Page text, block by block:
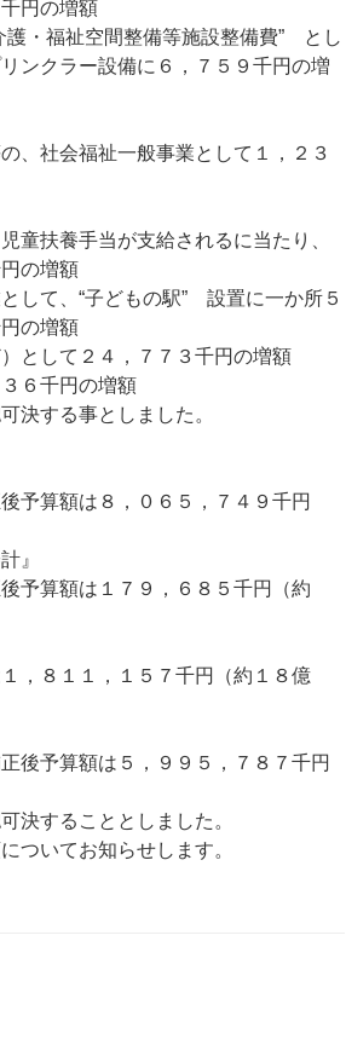
円の増額
・福祉空間整備等施設整備費” とし
ンクラー設備に６，７５９千円の増
、社会福祉一般事業として１，２３
童扶養手当が支給されるに当たり、
の増額
して、“子どもの駅” 設置に一か所５
の増額
として２４，７７３千円の増額
６千円の増額
決する事としました。
予算額は８，０６５，７４９千円
』
予算額は１７９，６８５千円（約
，８１１，１５７千円（約１８億
後予算額は５，９９５，７８７千円
決することとしました。
ついてお知らせします。